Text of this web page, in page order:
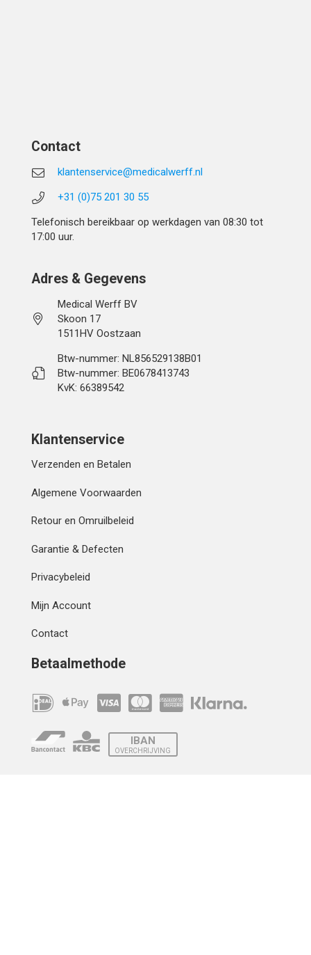
Contact
klantenservice@medicalwerff.nl
+31 (0)75 201 30 55
Telefonisch bereikbaar op werkdagen van 08:30 tot
17:00 uur.
Adres & Gegevens
Medical Werff BV
Skoon 17
1511HV Oostzaan
Btw-nummer: NL856529138B01
Btw-nummer: BE0678413743
KvK: 66389542
Klantenservice
Verzenden en Betalen
Algemene Voorwaarden
Retour en Omruilbeleid
Garantie & Defecten
Privacybeleid
Mijn Account
Contact
Betaalmethode
IBAN
OVERCHRIJVING